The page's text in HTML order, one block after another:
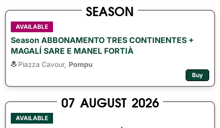
SEASON
AVAILABLE
Season ABBONAMENTO TRES CONTINENTES +
MAGALÍ SARE E MANEL FORTIÀ
Piazza Cavour, Pompu
Buy
07 AUGUST 2026
AVAILABLE